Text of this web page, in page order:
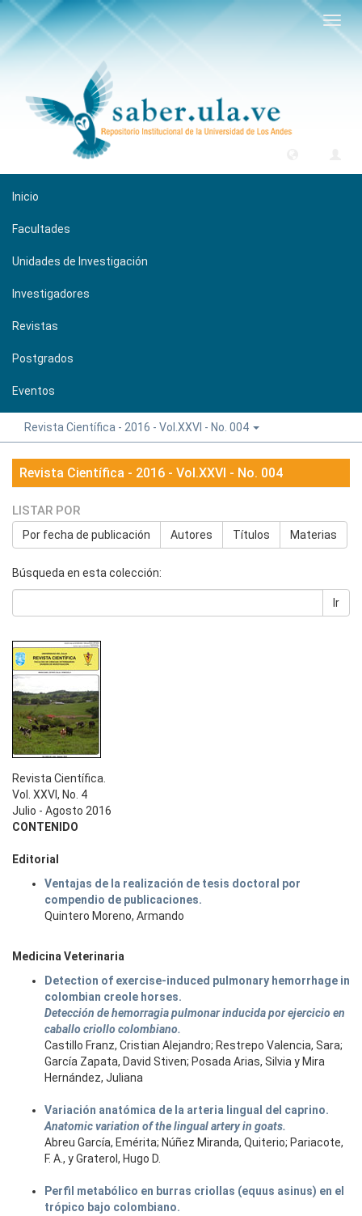
Inicio
Facultades
Unidades de Investigación
Investigadores
Revistas
Postgrados
Eventos
Revista Científica - 2016 - Vol.XXVI - No. 004
Revista Científica - 2016 - Vol.XXVI - No. 004
LISTAR POR
Por fecha de publicación Autores Títulos Materias
Búsqueda en esta colección:
Ir
Revista Científica.
Vol. XXVI, No. 4
Julio - Agosto 2016
CONTENIDO
Editorial
Ventajas de la realización de tesis doctoral por
compendio de publicaciones.
Quintero Moreno, Armando
Medicina Veterinaria
Detection of exercise-induced pulmonary hemorrhage in
colombian creole horses.
Detección de hemorragia pulmonar inducida por ejercicio en
caballo criollo colombiano.
Castillo Franz, Cristian Alejandro; Restrepo Valencia, Sara;
García Zapata, David Stiven; Posada Arias, Silvia y Mira
Hernández, Juliana
Variación anatómica de la arteria lingual del caprino.
Anatomic variation of the lingual artery in goats.
Abreu García, Emérita; Núñez Miranda, Quiterio; Pariacote,
F. A., y Graterol, Hugo D.
Perfil metabólico en burras criollas (equus asinus) en el
trópico bajo colombiano.